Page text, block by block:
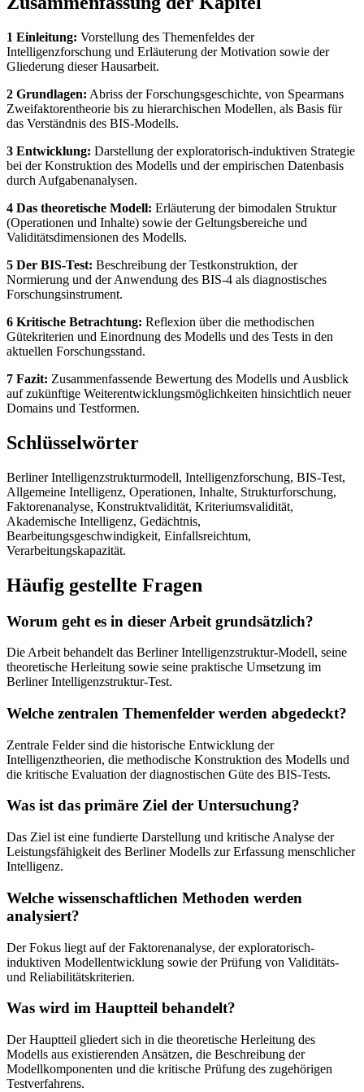
1 Einleitung: Vorstellung des Themenfeldes der
Intelligenzforschung und Erläuterung der Motivation sowie der
Gliederung dieser Hausarbeit.
2 Grundlagen: Abriss der Forschungsgeschichte, von Spearmans
Zweifaktorentheorie bis zu hierarchischen Modellen, als Basis für
das Verständnis des BIS-Modells.
3 Entwicklung: Darstellung der exploratorisch-induktiven Strategie
bei der Konstruktion des Modells und der empirischen Datenbasis
durch Aufgabenanalysen.
4 Das theoretische Modell: Erläuterung der bimodalen Struktur
(Operationen und Inhalte) sowie der Geltungsbereiche und
Validitätsdimensionen des Modells.
5 Der BIS-Test: Beschreibung der Testkonstruktion, der
Normierung und der Anwendung des BIS-4 als diagnostisches
Forschungsinstrument.
6 Kritische Betrachtung: Reflexion über die methodischen
Gütekriterien und Einordnung des Modells und des Tests in den
aktuellen Forschungsstand.
7 Fazit: Zusammenfassende Bewertung des Modells und Ausblick
auf zukünftige Weiterentwicklungsmöglichkeiten hinsichtlich neuer
Domains und Testformen.
Schlüsselwörter
Berliner Intelligenzstrukturmodell, Intelligenzforschung, BIS-Test,
Allgemeine Intelligenz, Operationen, Inhalte, Strukturforschung,
Faktorenanalyse, Konstruktvalidität, Kriteriumsvalidität,
Akademische Intelligenz, Gedächtnis,
Bearbeitungsgeschwindigkeit, Einfallsreichtum,
Verarbeitungskapazität.
Häufig gestellte Fragen
Worum geht es in dieser Arbeit grundsätzlich?
Die Arbeit behandelt das Berliner Intelligenzstruktur-Modell, seine
theoretische Herleitung sowie seine praktische Umsetzung im
Berliner Intelligenzstruktur-Test.
Welche zentralen Themenfelder werden abgedeckt?
Zentrale Felder sind die historische Entwicklung der
Intelligenztheorien, die methodische Konstruktion des Modells und
die kritische Evaluation der diagnostischen Güte des BIS-Tests.
Was ist das primäre Ziel der Untersuchung?
Das Ziel ist eine fundierte Darstellung und kritische Analyse der
Leistungsfähigkeit des Berliner Modells zur Erfassung menschlicher
Intelligenz.
Welche wissenschaftlichen Methoden werden
analysiert?
Der Fokus liegt auf der Faktorenanalyse, der exploratorisch-
induktiven Modellentwicklung sowie der Prüfung von Validitäts-
und Reliabilitätskriterien.
Was wird im Hauptteil behandelt?
Der Hauptteil gliedert sich in die theoretische Herleitung des
Modells aus existierenden Ansätzen, die Beschreibung der
Modellkomponenten und die kritische Prüfung des zugehörigen
Testverfahrens.